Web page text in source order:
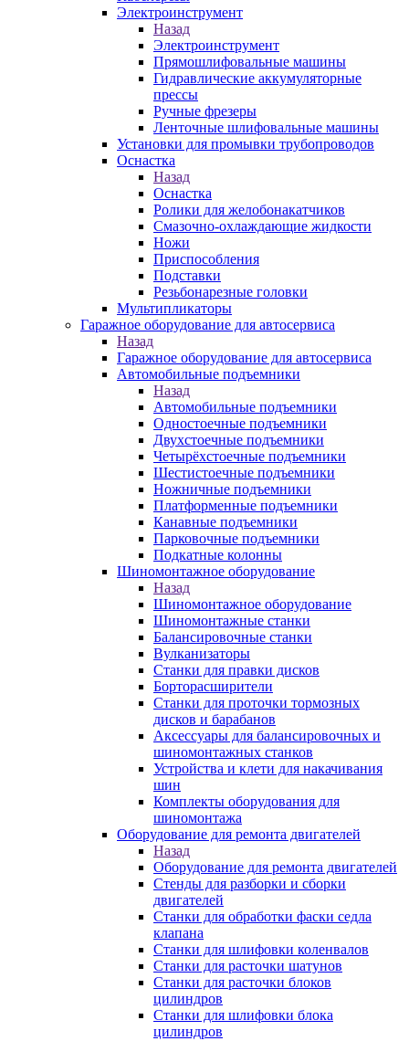
Электроинструмент
Назад
Электроинструмент
Прямошлифовальные машины
Гидравлические аккумуляторные
прессы
Ручные фрезеры
Ленточные шлифовальные машины
Установки для промывки трубопроводов
Оснастка
Назад
Оснастка
Ролики для желобонакатчиков
Смазочно-охлаждающие жидкости
Ножи
Приспособления
Подставки
Резьбонарезные головки
Мультипликаторы
Гаражное оборудование для автосервиса
Назад
Гаражное оборудование для автосервиса
Автомобильные подъемники
Назад
Автомобильные подъемники
Одностоечные подъемники
Двухстоечные подъемники
Четырёхстоечные подъемники
Шестистоечные подъемники
Ножничные подъемники
Платформенные подъемники
Канавные подъемники
Парковочные подъемники
Подкатные колонны
Шиномонтажное оборудование
Назад
Шиномонтажное оборудование
Шиномонтажные станки
Балансировочные станки
Вулканизаторы
Станки для правки дисков
Борторасширители
Станки для проточки тормозных
дисков и барабанов
Аксессуары для балансировочных и
шиномонтажных станков
Устройства и клети для накачивания
шин
Комплекты оборудования для
шиномонтажа
Оборудование для ремонта двигателей
Назад
Оборудование для ремонта двигателей
Стенды для разборки и сборки
двигателей
Станки для обработки фаски седла
клапана
Станки для шлифовки коленвалов
Станки для расточки шатунов
Станки для расточки блоков
цилиндров
Станки для шлифовки блока
цилиндров